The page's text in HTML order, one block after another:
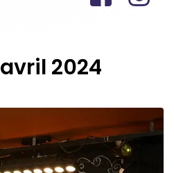
avril 2024